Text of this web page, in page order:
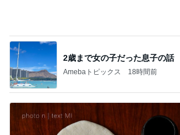
朝思い立って買いに行った作家の器
Amebaトピックス
記事を読む